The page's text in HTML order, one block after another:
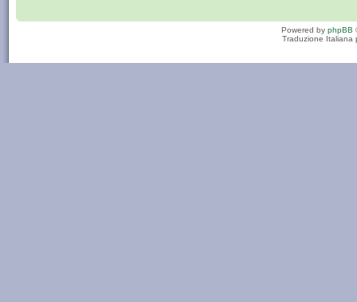
Powered by phpBB
Traduzione Italiana